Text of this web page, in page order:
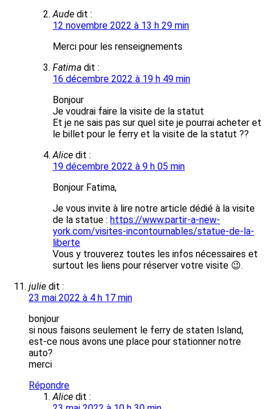
Aude dit :
12 novembre 2022 à 13 h 29 min
Merci pour les renseignements
Fatima dit :
16 décembre 2022 à 19 h 49 min
Bonjour
Je voudrai faire la visite de la statut
Et je ne sais pas sur quel site je pourrai acheter et
le billet pour le ferry et la visite de la statut ??
Alice dit :
19 décembre 2022 à 9 h 05 min
Bonjour Fatima,
Je vous invite à lire notre article dédié à la visite
de la statue : https://www.partir-a-new-
york.com/visites-incontournables/statue-de-la-
liberte
Vous y trouverez toutes les infos nécessaires et
surtout les liens pour réserver votre visite 😉.
julie dit :
23 mai 2022 à 4 h 17 min
bonjour
si nous faisons seulement le ferry de staten Island,
est-ce nous avons une place pour stationner notre
auto?
merci
Répondre
Alice dit :